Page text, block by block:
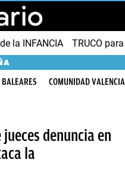
la INFANCIA TRUCO
BALEARES COMUNIDAD
denuncia en
la